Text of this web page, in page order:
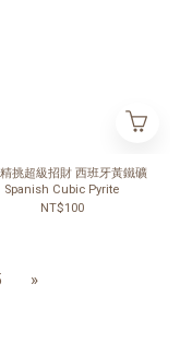
挑超級招財 西班牙黃鐵礦
Spanish Cubic Pyrite
NT$100
»